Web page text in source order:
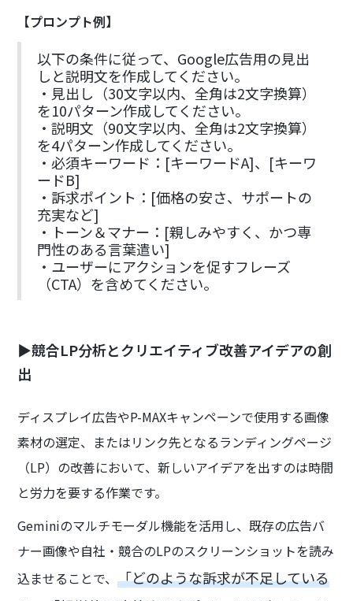
【プロンプト例】
以下の条件に従って、Google広告用の見出
しと説明文を作成してください。
・見出し（30文字以内、全角は2文字換算）
を10パターン作成してください。
・説明文（90文字以内、全角は2文字換算）
を4パターン作成してください。
・必須キーワード：[キーワードA]、[キーワ
ードB]
・訴求ポイント：[価格の安さ、サポートの
充実など]
・トーン＆マナー：[親しみやすく、かつ専
門性のある言葉遣い]
・ユーザーにアクションを促すフレーズ
（CTA）を含めてください。
▶競合LP分析とクリエイティブ改善アイデアの創
出
ディスプレイ広告やP-MAXキャンペーンで使用する画像
素材の選定、またはリンク先となるランディングページ
（LP）の改善において、新しいアイデアを出すのは時間
と労力を要する作業です。
Geminiのマルチモーダル機能を活用し、既存の広告バ
ナー画像や自社・競合のLPのスクリーンショットを読み
込ませることで、「どのような訴求が不足している